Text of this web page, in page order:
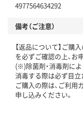
4977564634292
備考（ご注意）
【返品について】ご購
を必ずご確認の上、お
(※)除菌剤・消毒剤に
消毒する際は必ず目立
ご購入の際は、ご利用
申し込みください。